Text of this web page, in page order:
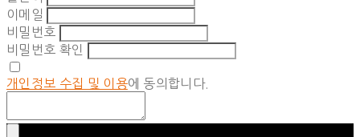
이메일
비밀번호
비밀번호 확인
개인정보 수집 및 이용에 동의합니다.